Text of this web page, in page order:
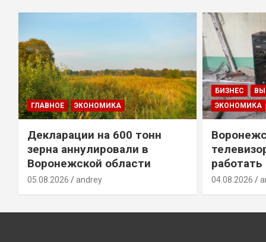
ГЛАВНОЕ ЭКОНОМИКА
Декларации на 600 тонн
зерна аннулировали в
Воронежской области
05.08.2026 andrey
БИЗНЕС
ЭКОНОМИКА
работать
04.08.2026